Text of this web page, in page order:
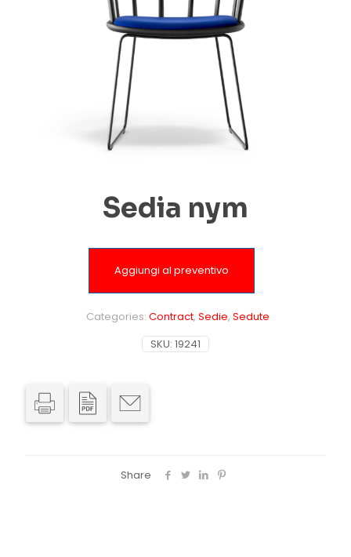
Sedia nym
Aggiungi al preventivo
SKU: 19241
Categories: Contract, Sedie, Sedute
Share